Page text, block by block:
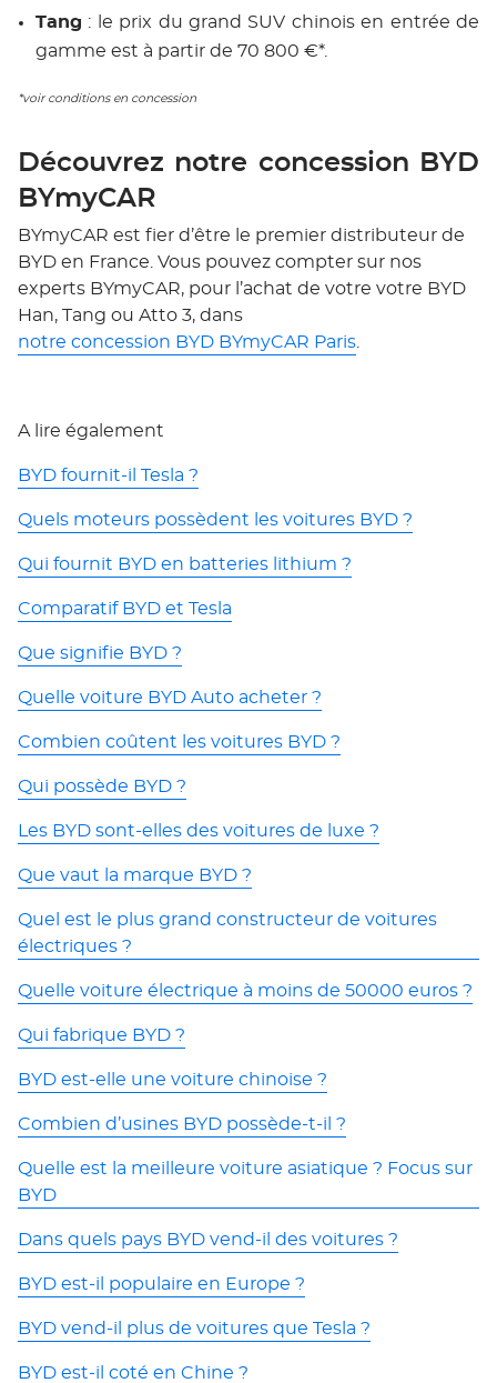
Tang : le prix du grand SUV chinois en entrée de
gamme est à partir de 70 800 €*.
*voir conditions en concession
Découvrez notre concession BYD
BYmyCAR
BYmyCAR est fier d’être le premier distributeur de
BYD en France. Vous pouvez compter sur nos
experts BYmyCAR, pour l’achat de votre votre BYD
Han, Tang ou Atto 3, dans
notre concession BYD BYmyCAR Paris.
A lire également
BYD fournit-il Tesla ?
Quels moteurs possèdent les voitures BYD ?
Qui fournit BYD en batteries lithium ?
Comparatif BYD et Tesla
Que signifie BYD ?
Quelle voiture BYD Auto acheter ?
Combien coûtent les voitures BYD ?
Qui possède BYD ?
Les BYD sont-elles des voitures de luxe ?
Que vaut la marque BYD ?
Quel est le plus grand constructeur de voitures
électriques ?
Quelle voiture électrique à moins de 50000 euros ?
Qui fabrique BYD ?
BYD est-elle une voiture chinoise ?
Combien d’usines BYD possède-t-il ?
Quelle est la meilleure voiture asiatique ? Focus sur
BYD
Dans quels pays BYD vend-il des voitures ?
BYD est-il populaire en Europe ?
BYD vend-il plus de voitures que Tesla ?
BYD est-il coté en Chine ?